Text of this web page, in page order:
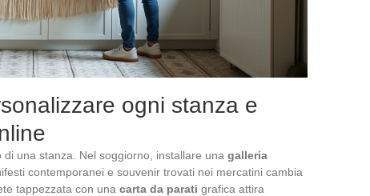
ogni stanza e
una stanza. Nel soggiorno, installare una galleria
contemporanei e souvenir trovati nei mercatini cambia
tappezzata con una carta da parati grafica attira